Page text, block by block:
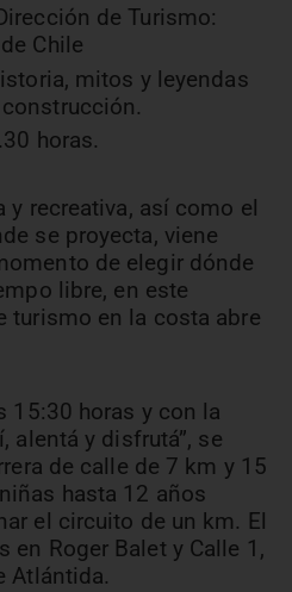
de Turismo:
Chile
mitos y leyendas
horas.
y recreativa, así como el
se proyecta, viene
de elegir dónde
libre, en este
turismo en la costa abre
15:30 horas y con la
alentá y disfrutá”, se
de calle de 7 km y 15
hasta 12 años
el circuito de un km. El
en Roger Balet y Calle 1,
Atlántida.